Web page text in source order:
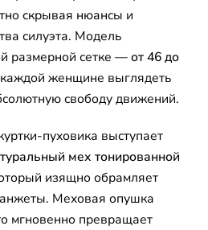
скрывая нюансы и
силуэта. Модель
размерной сетке —от 46 до
женщине выглядеть
свободу движений.
пуховика выступает
мех тонированной
изящно обрамляет
Меховая опушка
мгновенно превращает